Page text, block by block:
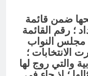
ضمن قائمة
؛ رقم القائمة
مجلس النواب
لكنها خسرت الانتخابات ؛
والتي روج لها